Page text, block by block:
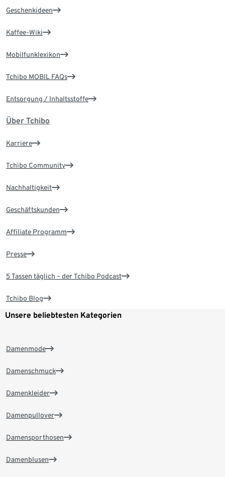
Geschenkideen
Kaffee-Wiki
Mobilfunklexikon
Tchibo MOBIL FAQs
Entsorgung / Inhaltsstoffe
Über Tchibo
Karriere
Tchibo Community
Nachhaltigkeit
Geschäftskunden
Affiliate Programm
Presse
5 Tassen täglich – der Tchibo Podcast
Tchibo Blog
Unsere beliebtesten Kategorien
Damenmode
Damenschmuck
Damenkleider
Damenpullover
Damensporthosen
Damenblusen